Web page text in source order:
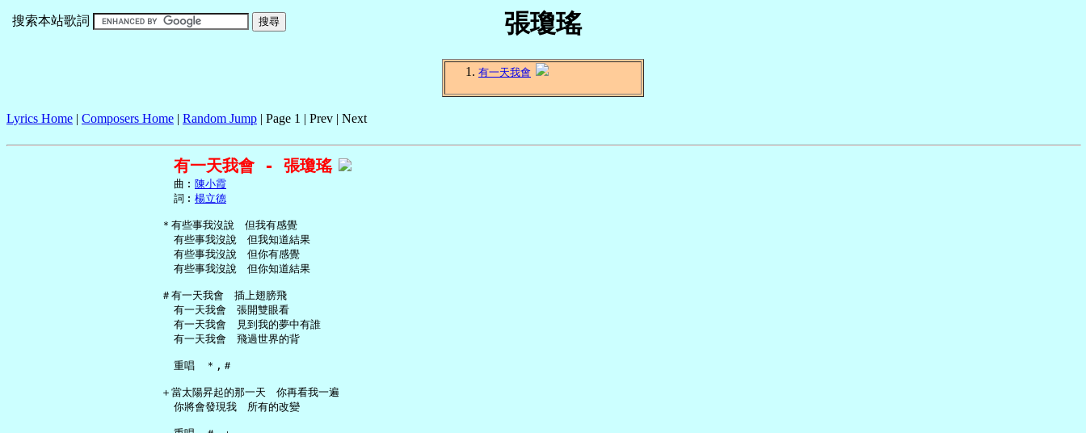
張瓊瑤
搜索本站歌詞
有一天我會
Lyrics Home | Composers Home | Random Jump | Page 1 | Prev | Next
有一天我會 - 張瓊瑤
     曲︰
陳小霞
     詞︰
楊立德
   ＊有些事我沒說　但我有感覺
     有些事我沒說　但我知道結果
     有些事我沒說　但你有感覺
     有些事我沒說　但你知道結果
   ＃有一天我會　插上翅膀飛
     有一天我會　張開雙眼看
     有一天我會　見到我的夢中有誰
     有一天我會　飛過世界的背
     重唱　＊,＃
   ＋當太陽昇起的那一天　你再看我一遍
     你將會發現我　所有的改變